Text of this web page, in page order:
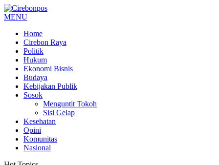
MENU
Home
Cirebon Raya
Politik
Hukum
Ekonomi Bisnis
Budaya
Kebijakan Publik
Sosok
Menguntit Tokoh
Sisi Gelap
Kesehatan
Opini
Komunitas
Nasional